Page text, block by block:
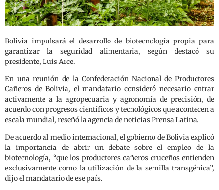
Bolivia impulsará el desarrollo de biotecnología propia para
garantizar la seguridad alimentaria, según destacó su
presidente, Luis Arce.
En una reunión de la Confederación Nacional de Productores
Cañeros de Bolivia, el mandatario consideró necesario entrar
activamente a la agropecuaria y agronomía de precisión, de
acuerdo con progresos científicos y tecnológicos que acontecen a
escala mundial, reseñó la agencia de noticias Prensa Latina.
De acuerdo al medio internacional, el gobierno de Bolivia explicó
la importancia de abrir un debate sobre el empleo de la
biotecnología, “que los productores cañeros cruceños entienden
exclusivamente como la utilización de la semilla transgénica”,
dijo el mandatario de ese país.